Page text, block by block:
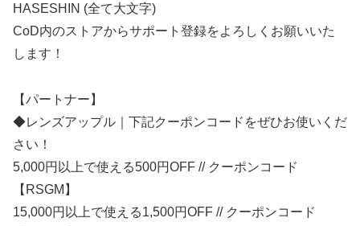
HASESHIN (全て大文字)
CoD内のストアからサポート登録をよろしくお願いいた
します！
【パートナー】
◆レンズアップル｜下記クーポンコードをぜひお使いくだ
さい！
5,000円以上で使える500円OFF // クーポンコード
【RSGM】
15,000円以上で使える1,500円OFF // クーポンコード